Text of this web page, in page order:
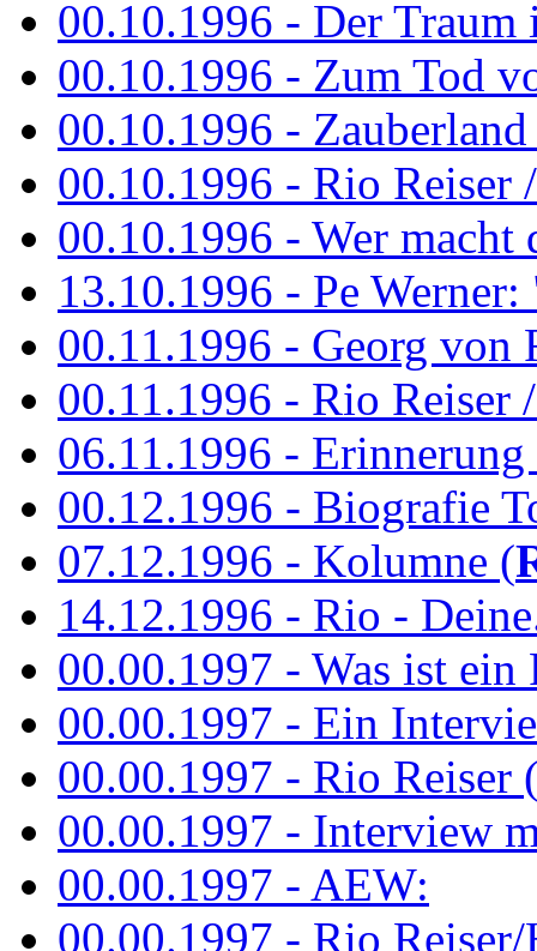
00.10.1996 - Der Traum
00.10.1996 - Zum Tod
00.10.1996 -
00.10.1996 - Rio Reiser
00.10.1996 - Wer macht
13.10.1996 - Pe
00.11.1996 - Georg von
00.11.1996 - Rio Reiser
06.11.1996 -
00.12.1996 - Biografie
07.12.1996 - Kolumne (
14.12.1996 - Rio -
00.00.1997 - Was ist ein
00.00.1997 - Ein
00.00.1997 - Rio Reiser
00.00.1997 - Interview
00.00.1997 - AEW:
00.00.1997 - Rio Reiser/